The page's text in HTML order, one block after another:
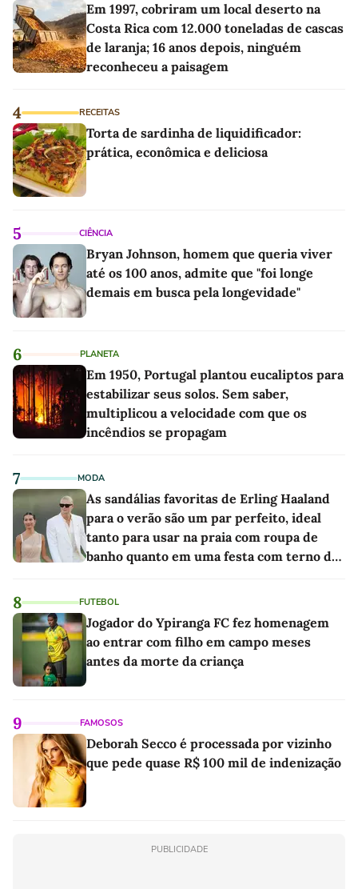
Em 1997, cobriram um local deserto na
Costa Rica com 12.000 toneladas de cascas
de laranja; 16 anos depois, ninguém
reconheceu a paisagem
4 RECEITAS
Torta de sardinha de liquidificador:
prática, econômica e deliciosa
5 CIÊNCIA
Bryan Johnson, homem que queria viver
até os 100 anos, admite que "foi longe
demais em busca pela longevidade"
6 PLANETA
Em 1950, Portugal plantou eucaliptos para
estabilizar seus solos. Sem saber,
multiplicou a velocidade com que os
incêndios se propagam
7 MODA
As sandálias favoritas de Erling Haaland
para o verão são um par perfeito, ideal
tanto para usar na praia com roupa de
banho quanto em uma festa com terno de
8 FUTEBOL
Jogador do Ypiranga FC fez homenagem
ao entrar com filho em campo meses
antes da morte da criança
9 FAMOSOS
Deborah Secco é processada por vizinho
que pede quase R$ 100 mil de indenização
PUBLICIDADE